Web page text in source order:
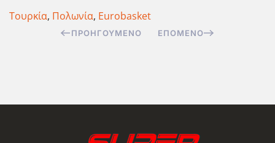
Τουρκία, Πολωνία, Eurobasket
ΠΡΟΗΓΟΎΜΕΝΟ ΕΠΌΜΕΝΟ